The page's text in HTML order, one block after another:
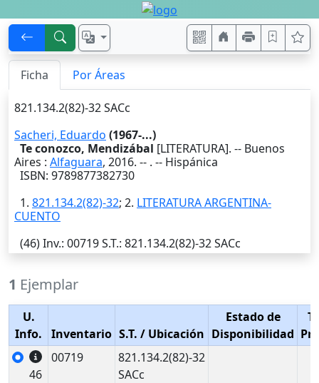
Ficha Por Áreas
821.134.2(82)-32 SACc
Sacheri, Eduardo (1967-...)
Te conozco, Mendizábal [LITERATURA]. -- Buenos
Aires : Alfaguara, 2016. -- . -- Hispánica
ISBN: 9789877382730
1. 821.134.2(82)-32; 2. LITERATURA ARGENTINA-
CUENTO
(46)Inv.: 00719S.T.: 821.134.2(82)-32 SACc
1 Ejemplar
U.
Info.
Inventario S.T. / Ubicación
Estado de
Disponibilidad
46
00719
821.134.2(82)-32
SACc